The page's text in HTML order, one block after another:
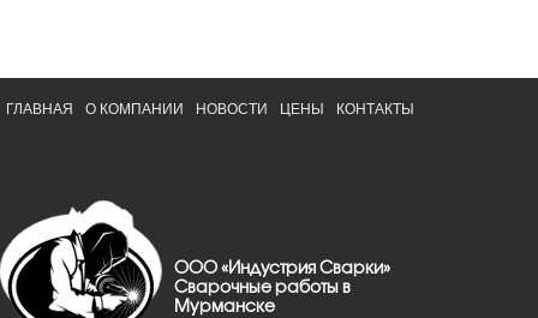
ГЛАВНАЯ О КОМПАНИИ НОВОСТИ ЦЕНЫ КОНТАКТЫ
ООО «Индустрия Сварки»
Сварочные работы в
Мурманске